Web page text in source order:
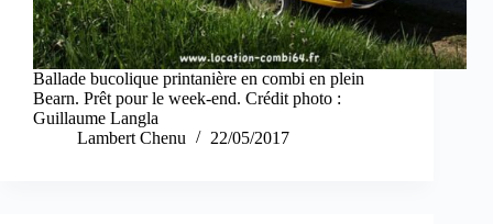
Ballade bucolique printanière en combi en plein
Bearn. Prêt pour le week-end. Crédit photo :
Guillaume Langla
Lambert Chenu
22/05/2017